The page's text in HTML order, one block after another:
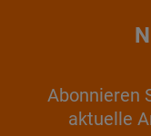
Abonnieren
aktuelle